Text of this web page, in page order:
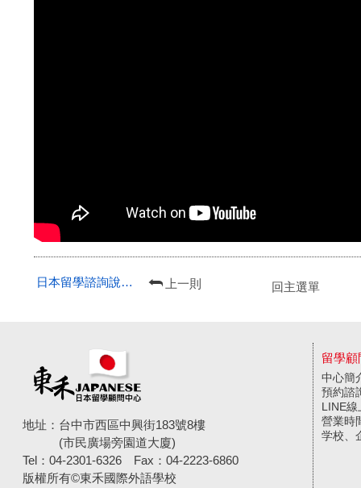
日本留學諮詢說明會 in 東禾 上一則 回主選單
地址：台中市西區中興街183號8樓
(市民廣場旁園道大廈)
Tel：04-2301-6326
Fax：04-2223-6860
版權所有©東禾國際外語學校
留學
中心簡
預約諮
LINE線
營業時
学校、